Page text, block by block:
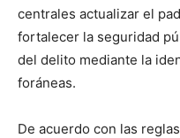
centrales actualizar el
fortalecer la seguridad
del delito mediante la
foráneas.
De acuerdo con las